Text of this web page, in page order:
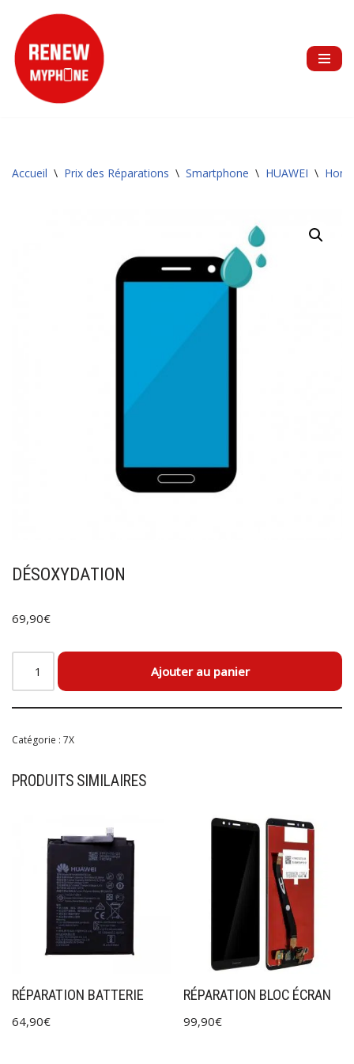
Aller
au
contenu
Accueil \ Prix des Réparations \ Smartphone \ HUAWEI \
DÉSOXYDATION
69,90€
Ajouter au panier
Catégorie : 7X
PRODUITS SIMILAIRES
RÉPARATION BATTERIE
64,90€
RÉPARATION BLOC ÉCRAN
99,90€